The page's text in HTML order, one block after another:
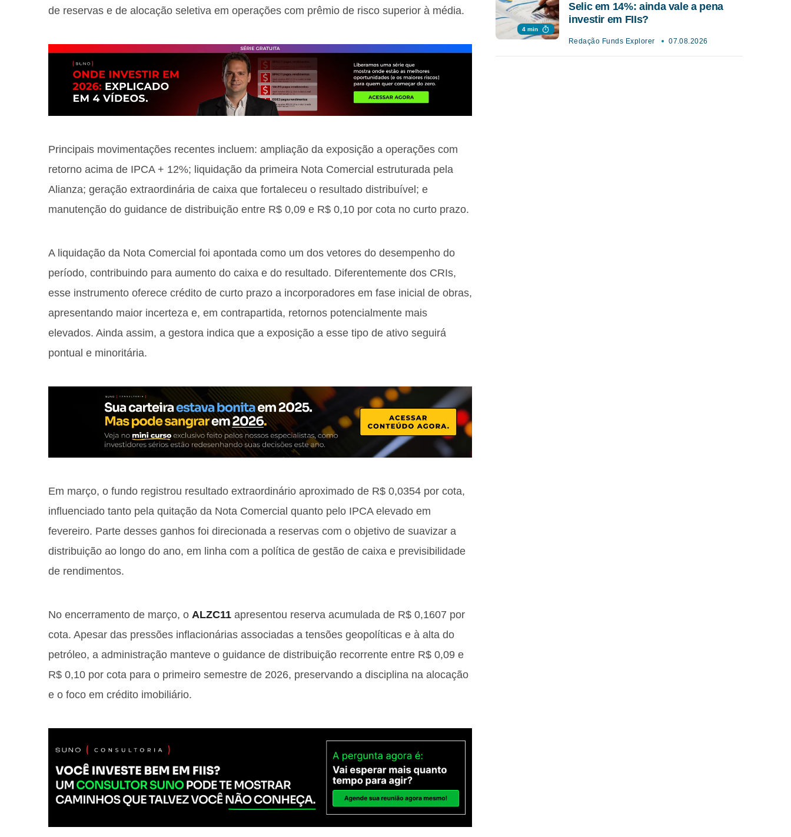
de reservas e de alocação seletiva em operações com prêmio de risco superior à média.
Principais movimentações recentes incluem: ampliação da exposição a operações com
retorno acima de IPCA + 12%; liquidação da primeira Nota Comercial estruturada pela
Alianza; geração extraordinária de caixa que fortaleceu o resultado distribuível; e
manutenção do guidance de distribuição entre R$ 0,09 e R$ 0,10 por cota no curto prazo.
A liquidação da Nota Comercial foi apontada como um dos vetores do desempenho do
período, contribuindo para aumento do caixa e do resultado. Diferentemente dos CRIs,
esse instrumento oferece crédito de curto prazo a incorporadores em fase inicial de obras,
apresentando maior incerteza e, em contrapartida, retornos potencialmente mais
elevados. Ainda assim, a gestora indica que a exposição a esse tipo de ativo seguirá
pontual e minoritária.
Em março, o fundo registrou resultado extraordinário aproximado de R$ 0,0354 por cota,
influenciado tanto pela quitação da Nota Comercial quanto pelo IPCA elevado em
fevereiro. Parte desses ganhos foi direcionada a reservas com o objetivo de suavizar a
distribuição ao longo do ano, em linha com a política de gestão de caixa e previsibilidade
de rendimentos.
No encerramento de março, o ALZC11 apresentou reserva acumulada de R$ 0,1607 por
cota. Apesar das pressões inflacionárias associadas a tensões geopolíticas e à alta do
petróleo, a administração manteve o guidance de distribuição recorrente entre R$ 0,09 e
R$ 0,10 por cota para o primeiro semestre de 2026, preservando a disciplina na alocação
e o foco em crédito imobiliário.
4 min
Selic em 14%: ainda vale a pena
investir em FIIs?
Redação Funds Explorer 07.08.2026